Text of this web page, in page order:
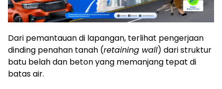
Dari pemantauan di lapangan, terlihat pengerjaan
dinding penahan tanah (retaining wall) dari struktur
batu belah dan beton yang memanjang tepat di
batas air.